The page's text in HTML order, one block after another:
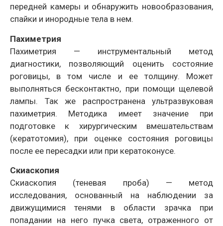
передней камеры и обнаружить новообразования,
спайки и инородные тела в нем.
Пахиметрия
Пахиметрия — инструментальный метод
диагностики, позволяющий оценить состояние
роговицы, в том числе и ее толщину. Может
выполняться бесконтактно, при помощи щелевой
лампы. Так же распространена ультразвуковая
пахиметрия. Методика имеет значение при
подготовке к хирургическим вмешательствам
(кератотомия), при оценке состояния роговицы
после ее пересадки или при кератоконусе.
Скиаскопия
Скиаскопия (теневая проба) — метод
исследования, основанный на наблюдении за
движущимися тенями в области зрачка при
попадании на него пучка света, отраженного от